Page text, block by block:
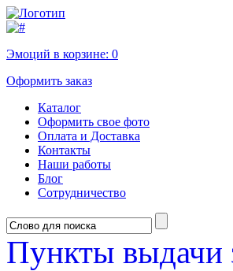
Эмоций в корзине: 0
Оформить заказ
Каталог
Оформить свое фото
Оплата и Доставка
Контакты
Наши работы
Блог
Сотрудничество
Пункты выдачи